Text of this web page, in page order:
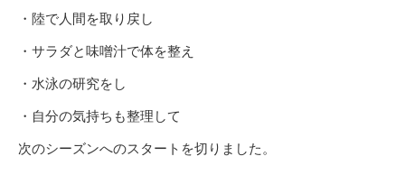
・陸で人間を取り戻し
・サラダと味噌汁で体を整え
・水泳の研究をし
・自分の気持ちも整理して
次のシーズンへのスタートを切りました。